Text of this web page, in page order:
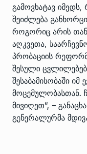
გამოვხატავ
შეიძლება
როგორიც არის
აღკვეთა,
პრობაციის
შესული
შესაბამისობაში იმ
მოცემულობასთან.
მივიღეთ”, –
გენერალურმა